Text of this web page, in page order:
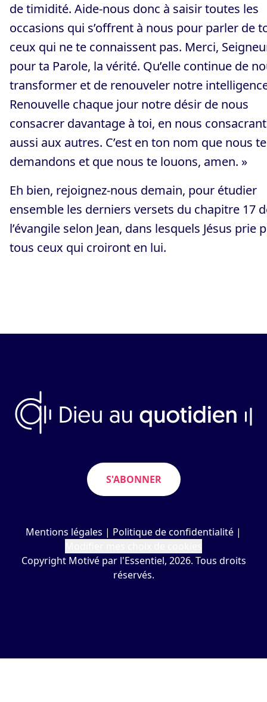
de timidité. Aide-nous donc à saisir toutes les
occasions qui s’offrent à nous pour parler de
ceux qui ne te connaissent pas. Merci,
pour ta Parole, la vérité. Qu’elle continue de
transformer et de renouveler notre
Renouvelle chaque jour notre désir de nous
consacrer davantage à toi, en nous consacrant
aussi aux autres. C’est en ton nom que nous
demandons et que nous te louons, amen. »
Eh bien, rejoignez-nous demain, pour étudier
ensemble les derniers versets du chapitre 17
l’évangile selon Jean, dans lesquels Jésus prie
tous ceux qui croiront en lui.
S'ABONNER
Mentions légales | Politique de confidentialité |
Copyright Motivé par l'Essentiel, 2026. Tous droits
réservés.